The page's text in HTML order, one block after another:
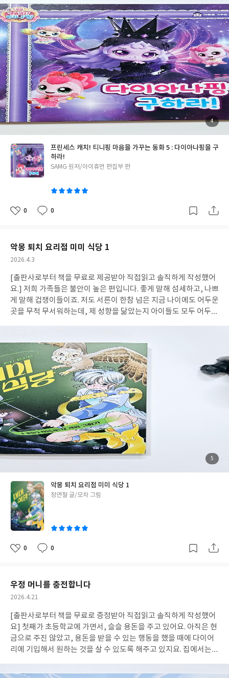
등학생들이 흔히 접할법한 이벤트들도 책 속에 녹아있어서, 공감이
갈 만한 책이었어요. #도서제공 #미야옹마음분식점 #주미 #안병현
#지구별아이
한 만큼, 티니핑 그림책 시리즈도 새로 시작되었어요. 이번 시즌의
주제는 "마음을 가꾸는 동화"랍니다. 이번에는 "마음을 가꾸는 동
화" 다섯번째 이야기, 레전드 티니핑 다이아나핑을 구하러 출동해
이 급하게 로미를 부르는 목소리였습니다. 다이아나핑을 가둔 이클
립스핑이 게임에 정신이 팔린 사이, 급하게 로미에게 구조요청을 하
는 다이아나핑이에요. 다이아나핑의 구조요청에 따라, 로미와 티니
핑들은 다이아나핑의 위치를 추적해봅니다. 다이아나핑의 말에 따
르면, 어렴풋이 보이는 창밖의 풍경은 어둠의 숲으로 보여요. 그러
나 어둠의 숲은 티니핑과 로미가 출동하기에는 너무나 위험한 숲입
니다. 그래서 몬즈 박사는 왕국의 아주 특별한 첩보원 "해핑"을 파
까요? > 레전드 티니핑 구하기, 너무 어려워매 시즌마다 레전드 티
니핑들은 어디에 갖혀있는 것 같아요. 제일 처음 등장한 행운핑은 상
자에 갖혀있었죠. 새콤달콤 티니핑의 레전드 티니핑은 각자의 티니
핑 하우스에, 슈팅스타 티니핑의 레전드 티니핑은 블랙홀에 갖혀있
었습니다. 이번 시즌에는 이클립스핑이 다이아나핑을 납치해서 거
이 등장하던 레전드 티니핑들은, 갈수록 빌런에 납치당한 공주역할
갖혀버렸지요. 레전드 티니핑을 구하는 여정 역시 점점 험난해집니
다. 이번 해핑의 첩보작전은 다양한 첩보영화를 생각나게 할 정도로
워지는 레전드 티니핑을 구하는 여정을 상징적으로 보여줍니다. 과
연 다음 시즌의 레전드 티니핑을 구하는 과정은 또 얼마나 험난해질
지 궁금해질 정도에요. 💡 과연 해핑과 포실핑은 이클립스핑의 각종
함정을 돌파하고 다이아나핑을 구할 수 있을까요? > 추천연령 만 4
만날 수 있기에, 어떤 친구들이라도 쉽게 그림책 속으로 빠져들 수
있을 거에요. 분명 여러 번 반복독서하며 너덜너덜해질 페이지를 만
날 수 있을 거랍니다. #리뷰어클럽리뷰 #다이아나핑을구하라 #레
전드티니핑 #어린이날선물 #만5세여아추천그림책
첨
부
사
4
프린세스 캐치! 티니핑 마음을 가꾸는 동화 5 : 다이아나핑을 구
하라!
글
SAMG 원저/아이휴먼 편집부 편
좋
0
댓
0
작
악몽 퇴치 요리점 미미 식당 1
작
일
2026.4.3
[출판사로부터 책을 무료로 제공받아 직접읽고 솔직하게 작성했어
요.] 저희 가족들은 불안이 높은 편입니다. 좋게 말해 섬세하고, 나쁘
게 말해 겁쟁이들이죠. 저도 서른이 한참 넘은 지금 나이에도 어두운
곳을 무척 무서워하는데, 제 성향을 닮았는지 아이들도 모두 어두운
못 자는 아이들을 재우느라 저는 진땀을 빼요. 어두운 곳에서만 나타
나는 귀여운 요정들 이야기도 해주고, 어둠 속에서 나타날 것 같은
각종 괴물들을 친근한 혹은 우스운 괴물들로 바꿔주고, 귀신에 대해
서는 아예 알지 못하도록 꼭꼭 숨기기도 했습니다. 그럼에도 불구하
고, 못자더라고요. 쿨쿨 자다가도 슬그머니 방에서 나오는 아이들에
게 물어보니, "무서운 꿈을 꿨어요." 합니다. 그러던 중에 이 책을 만
났어요. "악몽 퇴치 요리점 미미 식당" 미미 식당에 가면 저희 아이
들도 악몽 없이 꿀잠 잘 수 있을까요? > 악몽 퇴치 요리점 미미 식당
1 비슷한 악몽을 여러 번 꾸는 건 위험하다는 증거에요. 재미(째미,
쨈)와 빼미(올빼미, 뺌)는 똑같은 악몽을 세 번이나 꾸는 아이들을
찾아다닙니다. 그리고 아이들의 악몽을 수집하지요. 말 못하는 악몽
는 최근 친구 호열이와 절교했습니다. 조용한 절교였죠. 같은 아파트
같은 라인에 사는 상이와 호열이는 매일 아침마다 같이 등교하는 절
친한 친구였어요. 하지만 화장실에서 들은 호열이의 목소리에 상이
는 일방적으로 마음의 문을 닫아버립니다. "난 '이혼한다'에 한 표.
완전 민폐잖아." 사실 상이의 부모님은 사이가 무척 나빠요. 엄마는
사무실의 간판이 상이의 눈에 들어올 정도로, 심각한 부부싸움을 연
났어요. 미미 식당에서 상이는 악몽을 이겨낼 수 있을까요? > 부부
싸움이라는 독집에서 큰 소리가 나면, 아이들은 그만큼 불안해하기
소리가 조금 커지거나 딱딱해지면 막내도 바로 반응이 오더라고요.
아주 어린 아이들도 부모님의 분위기를 본능적으로 읽는다는 의미
죠. 그러니 더 큰 아이들은 어떨까요? 언어의 의미를 이해하는 큰 아
이들은 부모님이 싸우면서 하는 대회의 맥락을 기억하고 더욱 큰 불
모님의 싸움에서 '이혼'이라는 두 글자를 읽어버렸습니다. 지나가
첨
부
사
5
악몽 퇴치 요리점 미미 식당 1
글
정연철 글/모차 그림
좋
0
댓
0
작
우정 머니를 충전합니다
작
일
2026.4.21
[출판사로부터 책을 무료로 증정받아 직접읽고 솔직하게 작성했어
요] 첫째가 초등학교에 가면서, 슬슬 용돈을 주고 있어요. 아직은 현
금으로 주진 않았고, 용돈을 받을 수 있는 행동을 했을 때에 다이어
리에 기입해서 원하는 것을 살 수 있도록 해주고 있지요. 집에서는
용돈 모은만큼 충전해주려고 생각 중이에요. 그러면서 고민되는 것